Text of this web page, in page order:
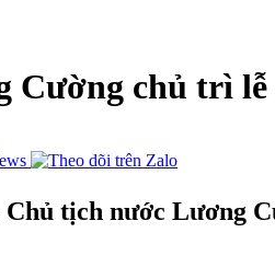
Cường chủ trì
Chủ tịch nước Lương